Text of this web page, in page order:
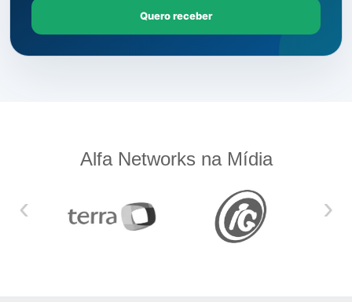
Quero receber
Alfa Networks na Mídia
‹ ›